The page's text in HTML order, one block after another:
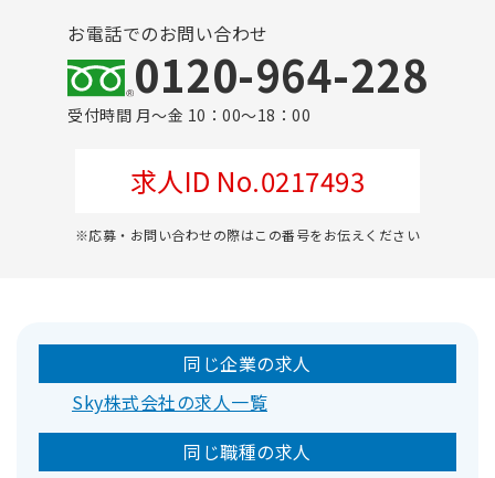
お電話でのお問い合わせ
0120-964-228
受付時間 月～金 10：00～18：00
求人ID No.0217493
※応募・お問い合わせの際はこの番号をお伝えください
同じ企業の求人
Sky株式会社の求人一覧
同じ職種の求人